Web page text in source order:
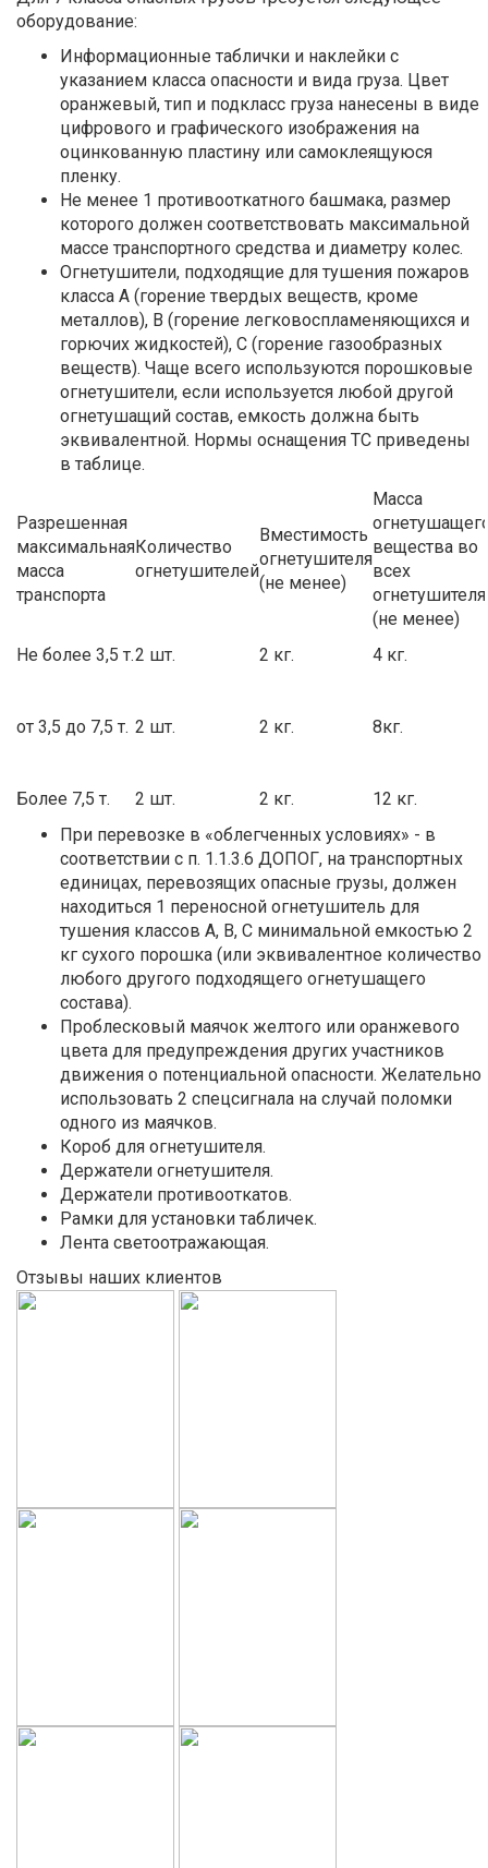
оборудование:
Информационные таблички и наклейки с
указанием класса опасности и вида груза. Цвет
оранжевый, тип и подкласс груза нанесены в виде
цифрового и графического изображения на
оцинкованную пластину или самоклеящуюся
пленку.
Не менее 1 противооткатного башмака, размер
которого должен соответствовать максимальной
массе транспортного средства и диаметру колес.
Огнетушители, подходящие для тушения пожаров
класса А (горение твердых веществ, кроме
металлов), В (горение легковоспламеняющихся и
горючих жидкостей), С (горение газообразных
веществ). Чаще всего используются порошковые
огнетушители, если используется любой другой
огнетушащий состав, емкость должна быть
эквивалентной. Нормы оснащения ТС приведены
в таблице.
Разрешенная
максимальная
масса
транспорта
Количество
огнетушителей
Вместимость
огнетушителя
(не менее)
Масса
вещества во
всех
(не менее)
Не более 3,5 т.2 шт. 2 кг. 4 кг.
от 3,5 до 7,5 т. 2 шт. 2 кг. 8кг.
Более 7,5 т. 2 шт. 2 кг.
12 кг.
При перевозке в «облегченных условиях» - в
соответствии с п. 1.1.3.6 ДОПОГ, на транспортных
единицах, перевозящих опасные грузы, должен
находиться 1 переносной огнетушитель для
тушения классов А, В, С минимальной емкостью 2
кг сухого порошка (или эквивалентное количество
любого другого подходящего огнетушащего
состава).
Проблесковый маячок желтого или оранжевого
цвета для предупреждения других участников
движения о потенциальной опасности. Желательно
использовать 2 спецсигнала на случай поломки
одного из маячков.
Короб для огнетушителя.
Держатели огнетушителя.
Держатели противооткатов.
Рамки для установки табличек.
Лента светоотражающая.
Отзывы наших клиентов